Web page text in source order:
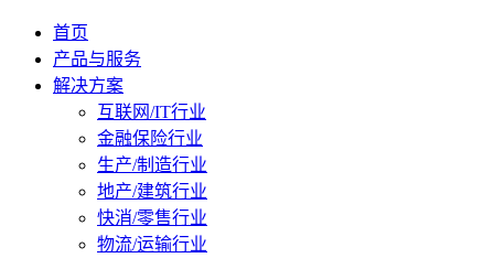
首页
产品与服务
解决方案
互联网/IT行业
金融保险行业
生产/制造行业
地产/建筑行业
快消/零售行业
物流/运输行业